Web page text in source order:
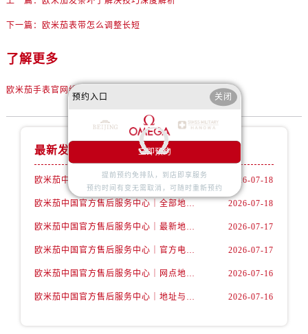
下一篇： 欧米茄表带怎么调整长短
了解更多
欧米茄手表官网维修点查询
最新发布
欧米茄中国官方售后服务中心｜服务热线及详细地址权威信息公告（2026年7月最新） 2026-07-18
欧米茄中国官方售后服务中心｜全部地址与售后电话权威信息声明（2026年7月最新） 2026-07-18
欧米茄中国官方售后服务中心｜最新地址及官方服务热线权威信息公告（2026年7月最新） 2026-07-17
欧米茄中国官方售后服务中心｜官方电话和维修地址权威信息公告（2026年7月最新） 2026-07-17
欧米茄中国官方售后服务中心｜网点地址和官方热线权威信息通知（2026年7月最新） 2026-07-16
欧米茄中国官方售后服务中心｜地址与24小时服务电话权威信息公告（2026年7月最新） 2026-07-16
预约入口 关闭
立即预约
提前预约免排队，到店即享服务
预约时间有变无需取消，可随时重新预约